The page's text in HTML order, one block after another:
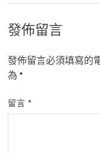
發佈留言
發佈留言必須填寫的
為 *
留言 *